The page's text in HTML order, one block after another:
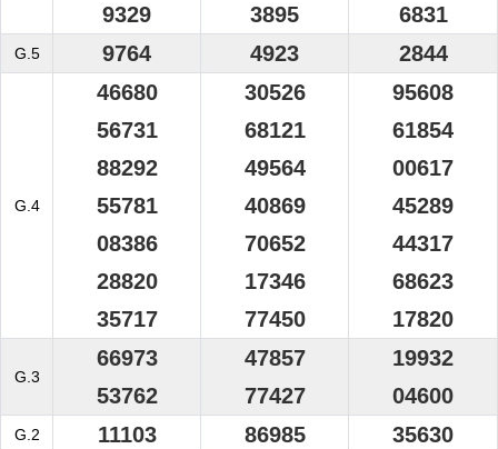
9329
3895
6831
G.5 9764 4923 2844
G.4
46680
56731
88292
55781
08386
28820
35717
30526
68121
49564
40869
70652
17346
77450
95608
61854
00617
45289
44317
68623
17820
G.3
66973
53762
47857
77427
19932
04600
G.2 11103 86985 35630